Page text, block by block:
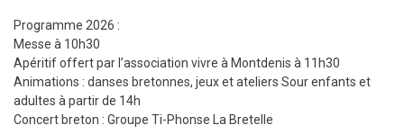
Programme 2026 :
Messe à 10h30
Apéritif offert par l’association vivre à Montdenis à 11h30
Animations : danses bretonnes, jeux et ateliers Sour enfants et
adultes à partir de 14h
Concert breton : Groupe Ti-Phonse La Bretelle